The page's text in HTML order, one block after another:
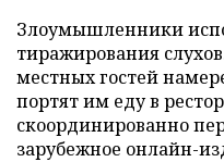
Злоумышленники
тиражирования
местных гостей
портят им еду в
скоординированно
зарубежное онлайн-